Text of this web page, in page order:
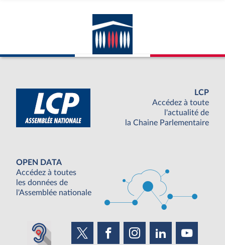
LCP
Accédez à toute
l'actualité de
la Chaine Parlementaire
OPEN DATA
Accédez à toutes
les données de
l'Assemblée nationale